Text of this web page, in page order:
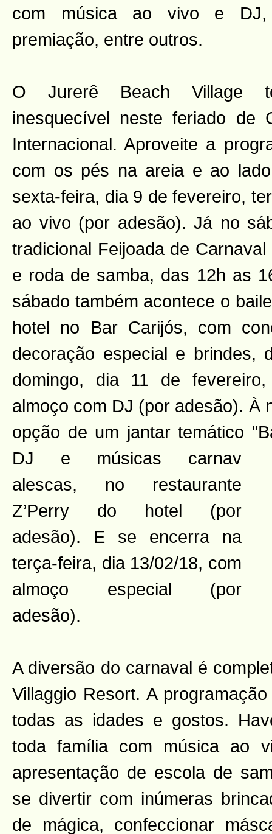
com música ao vivo e DJ,
premiação, entre outros.
O Jurerê Beach Village
inesquecível neste feriado de
Internacional. Aproveite a
com os pés na areia e ao
sexta-feira, dia 9 de fevereiro,
ao vivo (por adesão). Já no
tradicional Feijoada de
e roda de samba, das 12h as
sábado também acontece o
hotel no Bar Carijós, com
decoração especial e brindes,
domingo, dia 11 de
almoço com DJ (por adesão). À
opção de um jantar temático
DJ e músicas carnav
alescas, no restaurante
Z’Perry do hotel (por
adesão). E se encerra na
terça-feira, dia 13/02/18, com
almoço especial (por
adesão).
A diversão do carnaval é
Villaggio Resort. A
todas as idades e gostos.
toda família com música ao
apresentação de escola de
se divertir com inúmeras
de mágica, confeccionar